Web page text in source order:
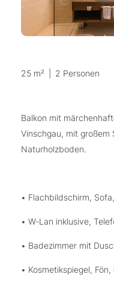
25 m² 2 Personen
Balkon mit
Vinschgau, mit großem
Naturholzboden.
• Flachbildschirm,
• W-Lan inklusive,
• Badezimmer mit
• Kosmetikspiegel,